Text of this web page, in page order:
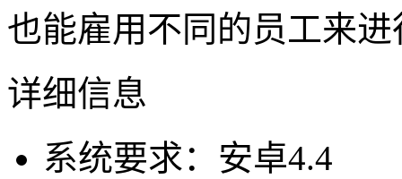
也能雇用不同的员工来
详细信息
系统要求：安卓4.4